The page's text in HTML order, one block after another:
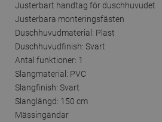
Justerbart handtag för duschhuvudet
Justerbara monteringsfästen
Duschhuvudmaterial: Plast
Duschhuvudfinish: Svart
Antal funktioner: 1
Slangmaterial: PVC
Slangfinish: Svart
Slanglängd: 150 cm
Mässingändar